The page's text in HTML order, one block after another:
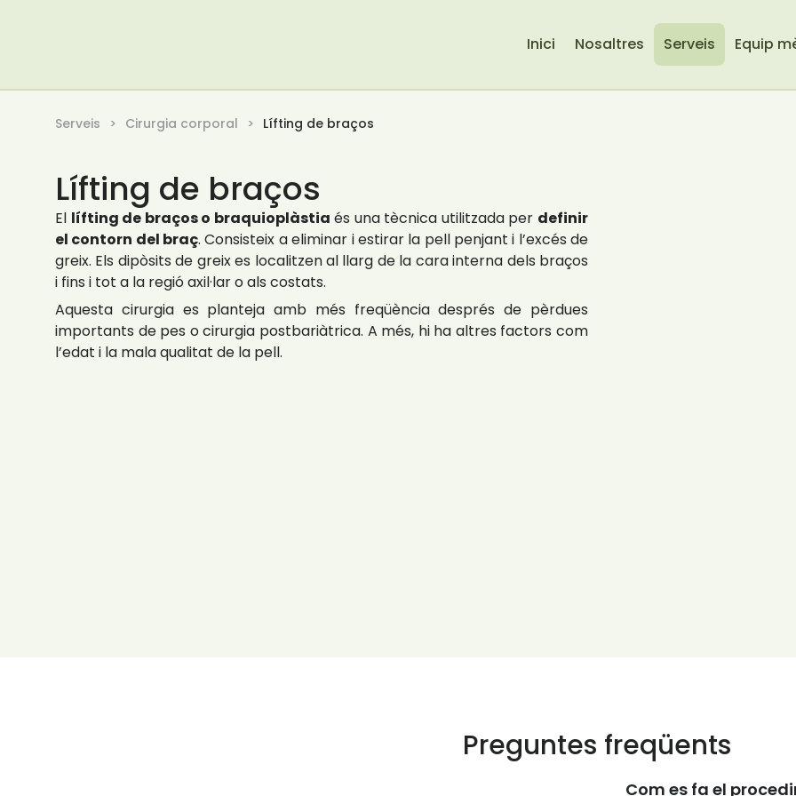
Inici Nosaltres Serveis Equip
Serveis Cirurgia corporal Lífting de braços
Lífting de braços
El lífting de braços o braquioplàstia és una tècnica utilitzada per definir
el contorn del braç. Consisteix a eliminar i estirar la pell penjant i l’excés de
greix. Els dipòsits de greix es localitzen al llarg de la cara interna dels braços
i fins i tot a la regió axil·lar o als costats.
Aquesta cirurgia es planteja amb més freqüència després de pèrdues
importants de pes o cirurgia postbariàtrica. A més, hi ha altres factors com
l’edat i la mala qualitat de la pell.
Preguntes freqüents
Com es fa el